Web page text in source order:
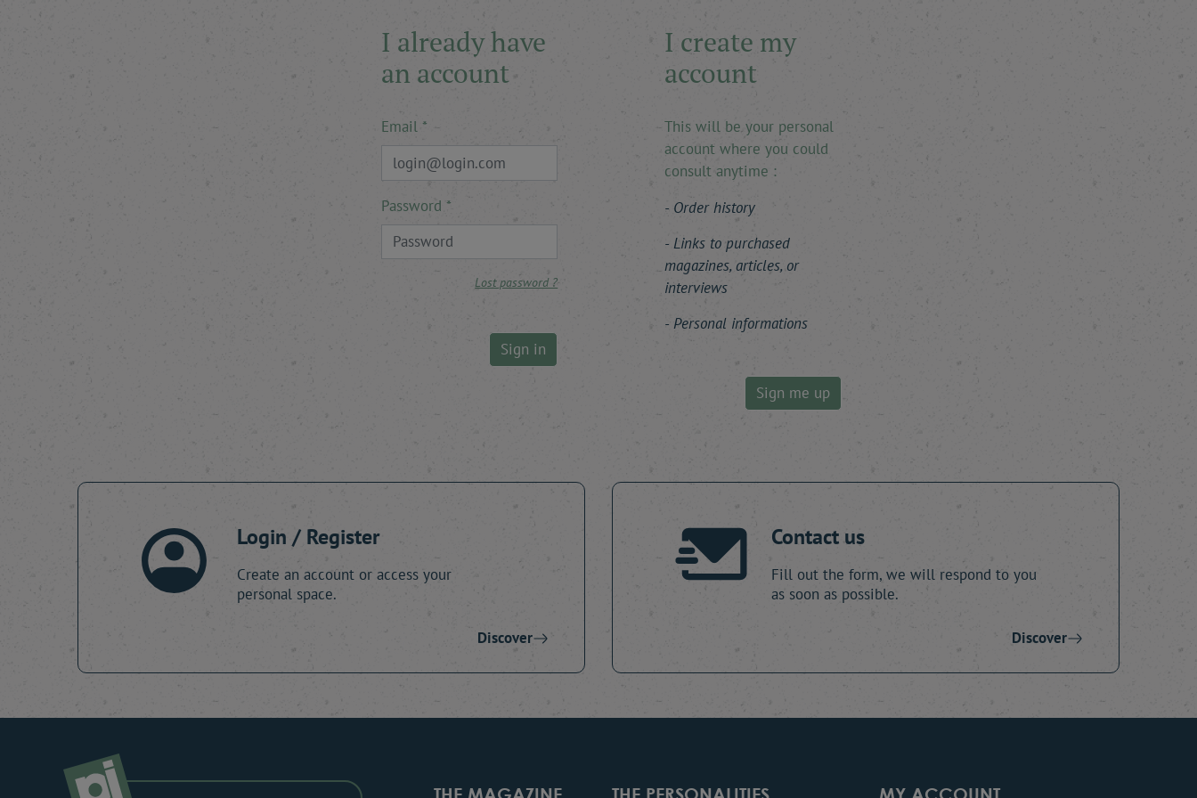
I already have
an account
Email
Password
Lost password ?
Sign in
I create my
account
This will be your personal
account where you could
consult anytime :
Order history
Links to purchased
magazines, articles, or
interviews
Personal informations
Sign me up
Login / Register
Create an account or access your
personal space.
Discover
Contact us
Fill out the form, we will respond to you
as soon as possible.
Discover
THE MAGAZINE THE PERSONALITIES MY ACCOUNT